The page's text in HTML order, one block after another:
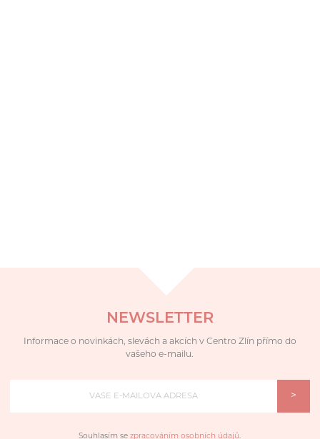
NEWSLETTER
Informace o novinkách, slevách a akcích v Centro Zlín přímo do
vašeho e-mailu.
>
Souhlasím sezpracováním osobních údajů.